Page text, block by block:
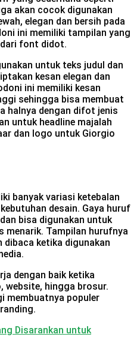
akan cocok digunakan
elegan dan bersih pada
ini memiliki tampilan yang
font didot.
untuk teks judul dan
kesan elegan dan
ini memiliki kesan
sehingga bisa membuat
halnya dengan difot jenis
untuk headline majalah
dan logo untuk Giorgio
banyak variasi ketebalan
desain. Gaya huruf
bisa digunakan untuk
menarik. Tampilan hurufnya
dibaca ketika digunakan
dengan baik ketika
website, hingga brosur.
membuatnya populer
Disarankan untuk